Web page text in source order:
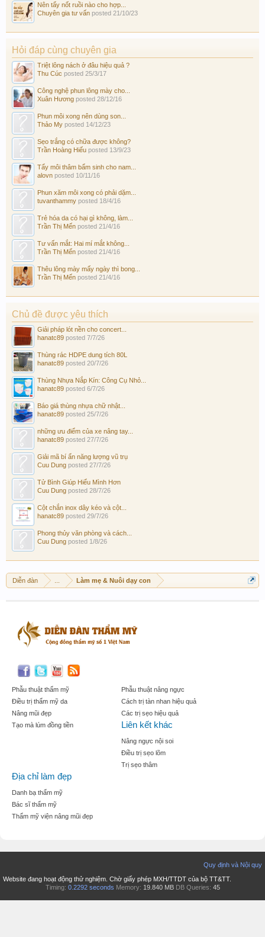
Nên tẩy nốt ruồi nào cho hợp...
Chuyên gia tư vấn posted 21/10/23
Hỏi đáp cùng chuyên gia
Triệt lông nách ở đâu hiệu quả ?
Thu Cúc posted 25/3/17
Công nghệ phun lông mày cho...
Xuân Hương posted 28/12/16
Phun môi xong nên dùng son...
Thảo My posted 14/12/23
Sẹo trắng có chữa được không?
Trần Hoàng Hiếu posted 13/9/23
Tẩy môi thâm bẩm sinh cho nam...
alovn posted 10/11/16
Phun xăm môi xong có phải dặm...
tuvanthammy posted 18/4/16
Trẻ hóa da có hại gì không, làm...
Trần Thị Mến posted 21/4/16
Tư vấn mắt: Hai mí mắt không...
Trần Thị Mến posted 21/4/16
Thêu lông mày mấy ngày thì bong...
Trần Thị Mến posted 21/4/16
Chủ đề được yêu thích
Giải pháp lót nền cho concert...
hanatc89 posted 7/7/26
Thùng rác HDPE dung tích 80L
hanatc89 posted 20/7/26
Thùng Nhựa Nắp Kín: Công Cụ Nhỏ...
hanatc89 posted 6/7/26
Báo giá thùng nhựa chữ nhật...
hanatc89 posted 25/7/26
những ưu điểm của xe nâng tay...
hanatc89 posted 27/7/26
Giải mã bí ẩn năng lượng vũ trụ
Cuu Dung posted 27/7/26
Tử Bình Giúp Hiểu Mình Hơn
Cuu Dung posted 28/7/26
Cột chắn inox dây kéo và cột...
hanatc89 posted 29/7/26
Phong thủy văn phòng và cách...
Cuu Dung posted 1/8/26
Diễn đàn Làm mẹ & Nuôi dạy con
Phẫu thuật thẩm mỹ
Điều trị thẩm mỹ da
Nâng mũi đẹp
Tạo mà lúm đồng tiền
Phẫu thuật nâng ngực
Cách trị tàn nhan hiệu quả
Các trị sẹo hiệu quả
Liên kết khác
Nâng ngực nội soi
Điều trị sẹo lõm
Trị sẹo thâm
Địa chỉ làm đẹp
Danh bạ thẩm mỹ
Bác sĩ thẩm mỹ
Thẩm mỹ viện nâng mũi đẹp
Quy định và Nội quy
Website đang hoạt động thử nghiệm. Chờ giấy phép MXH/TTDT của bộ TT&TT.
Timing: 0.2292 seconds Memory: 19.840 MB DB Queries: 45